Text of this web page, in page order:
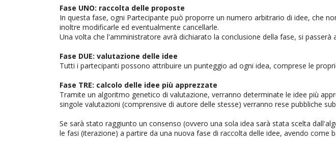
Fase UNO: raccolta delle proposte
In questa fase, ogni Partecipante può proporre un numero arbitrario di idee, che
inoltre modificarle ed eventualmente cancellarle.
Una volta che l'amministratore avrà dichiarato la conclusione della fase, si passerà
Fase DUE: valutazione delle idee
Tutti i partecipanti possono attribuire un punteggio ad ogni idea, comprese le
Fase TRE: calcolo delle idee più apprezzate
Tramite un algoritmo genetico di valutazione, verranno determinate le idee più
singole valutazioni (comprensive di autore delle stesse) verranno rese pubbliche
Se sarà stato raggiunto un consenso (ovvero una sola idea sarà stata scelta
le fasi (iterazione) a partire da una nuova fase di raccolta delle idee, avendo come